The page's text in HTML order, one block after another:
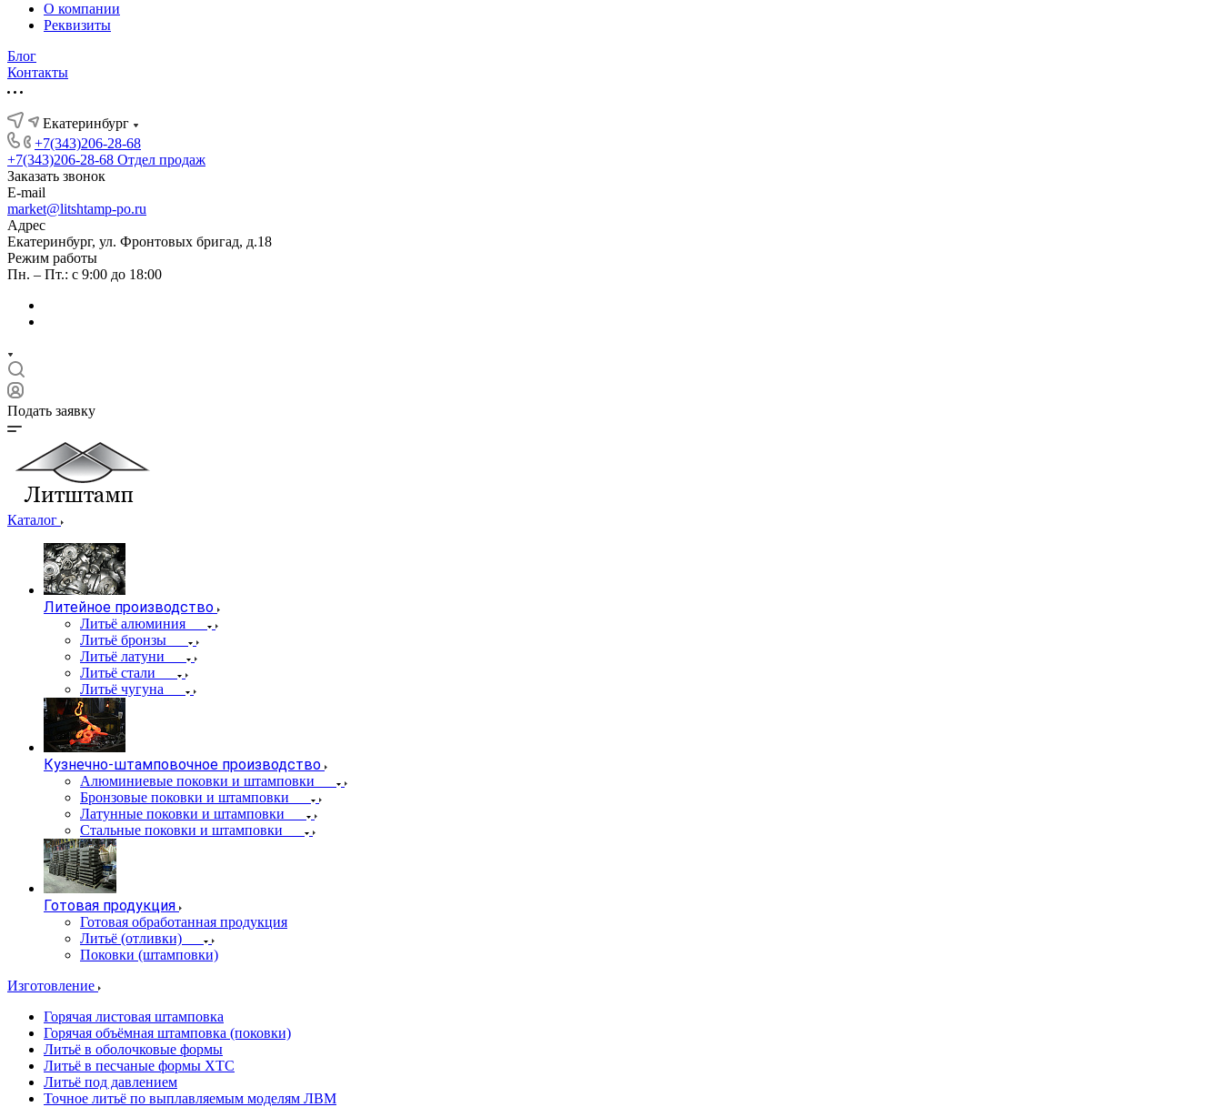
О компании
Реквизиты
Блог
Контакты
Екатеринбург
+7(343)206-28-68
+7(343)206-28-68 Отдел продаж
Заказать звонок
E-mail
market@litshtamp-po.ru
Адрес
Екатеринбург, ул. Фронтовых бригад, д.18
Режим работы
Пн. – Пт.: с 9:00 до 18:00
Подать заявку
Каталог
Литейное производство
Литьё алюминия
Литьё бронзы
Литьё латуни
Литьё стали
Литьё чугуна
Кузнечно-штамповочное производство
Алюминиевые поковки и штамповки
Бронзовые поковки и штамповки
Латунные поковки и штамповки
Стальные поковки и штамповки
Готовая продукция
Готовая обработанная продукция
Литьё (отливки)
Поковки (штамповки)
Изготовление
Горячая листовая штамповка
Горячая объёмная штамповка (поковки)
Литьё в оболочковые формы
Литьё в песчаные формы ХТС
Литьё под давлением
Точное литьё по выплавляемым моделям ЛВМ